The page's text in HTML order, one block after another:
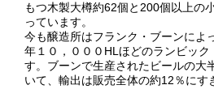
もつ木製大樽約62個と200個以上の
っています。
今も醸造所はフランク・ブーンによ
年１０，０００HLほどのランビック
す。ブーンで生産されたビールの大
いて、輸出は販売全体の約12％にす